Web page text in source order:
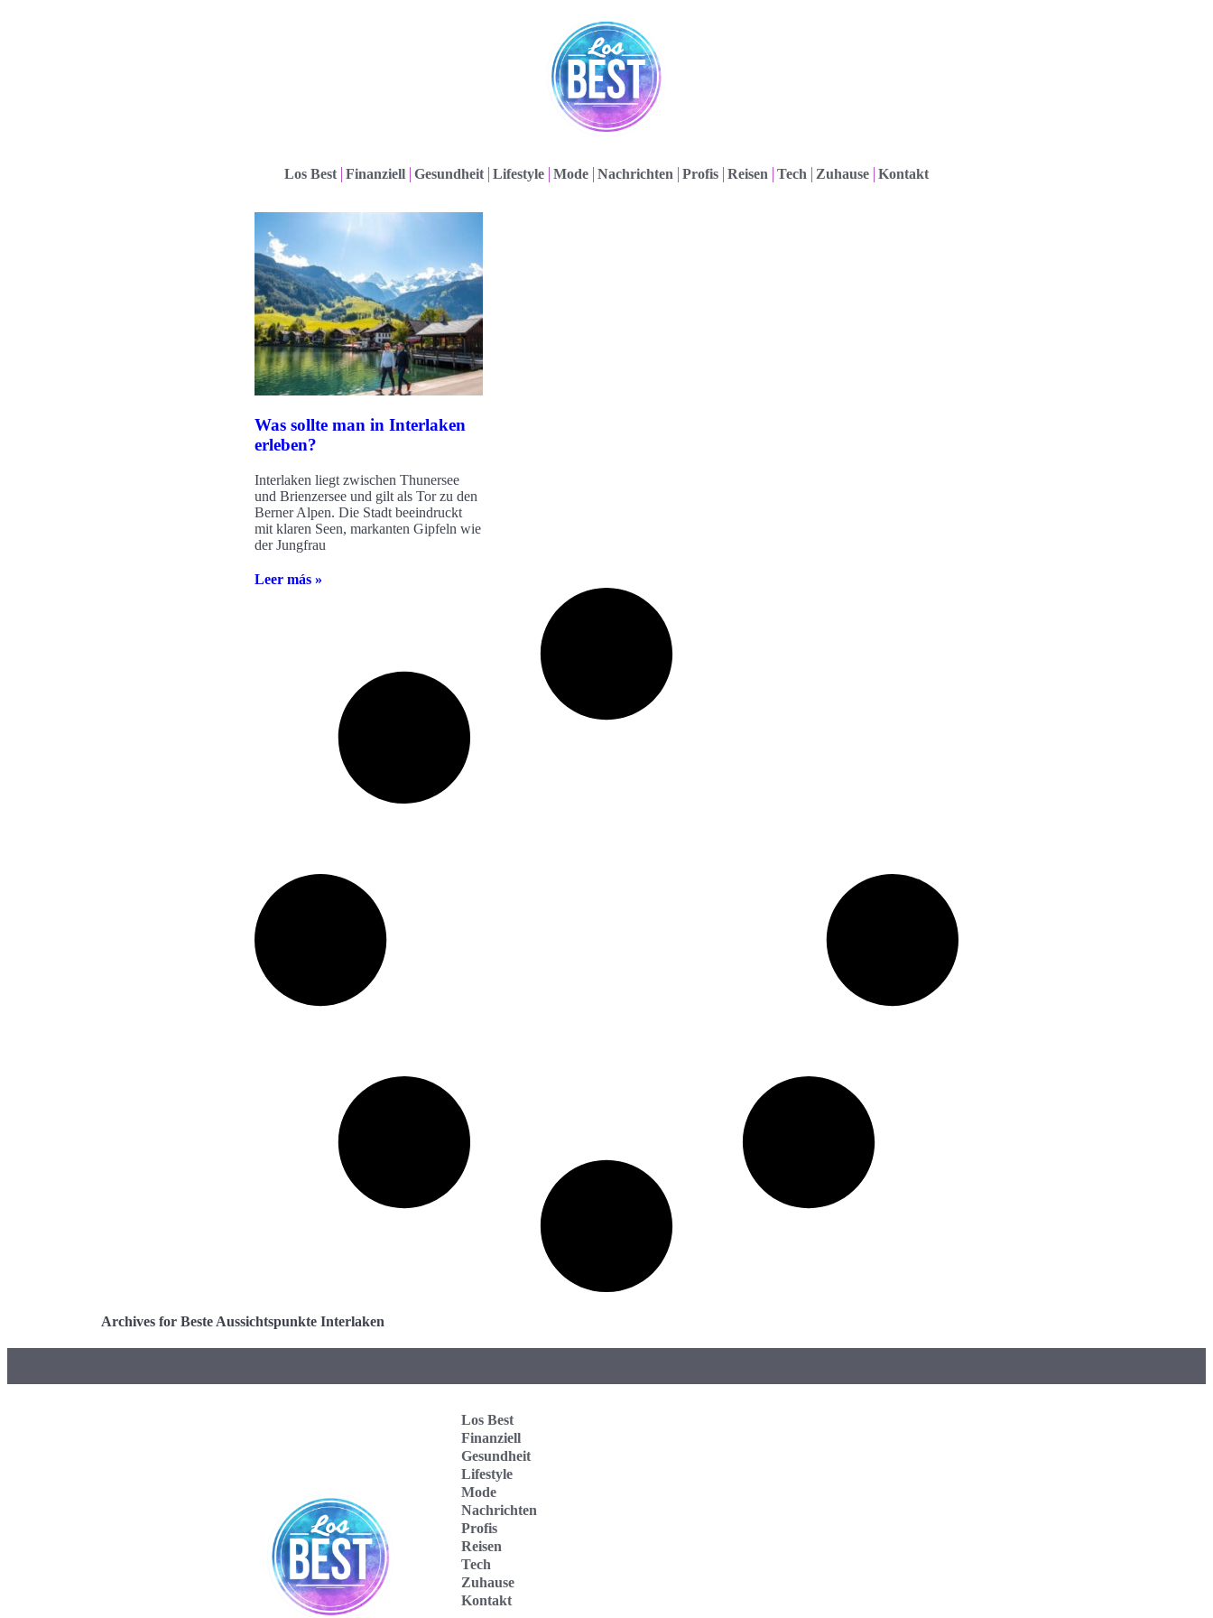
Los Best Finanziell Gesundheit Lifestyle Mode Nachrichten Profis Reisen Tech Zuhause Kontakt
Was sollte man in Interlaken
erleben?
Interlaken liegt zwischen Thunersee
und Brienzersee und gilt als Tor zu den
Berner Alpen. Die Stadt beeindruckt
mit klaren Seen, markanten Gipfeln wie
der Jungfrau
Leer más »
Archives for Beste Aussichtspunkte Interlaken
Los Best
Finanziell
Gesundheit
Lifestyle
Mode
Nachrichten
Profis
Reisen
Tech
Zuhause
Kontakt